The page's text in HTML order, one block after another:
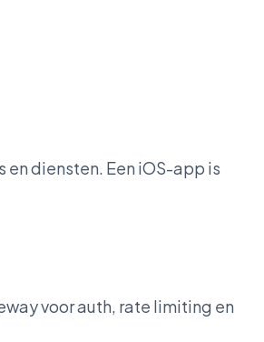
diensten. Een iOS-app is
voor auth, rate limiting en